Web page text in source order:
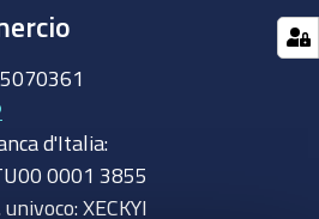
d'Italia:
0001 3855
XECKYI